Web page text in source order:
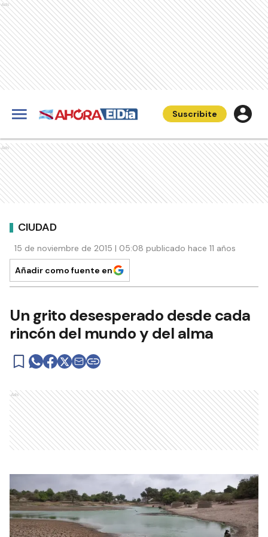
Ads
Suscribite
Ads
CIUDAD
15 de noviembre de 2015 | 05:08 publicado hace 11 años
Añadir como fuente en
Un grito desesperado desde cada
rincón del mundo y del alma
Ads